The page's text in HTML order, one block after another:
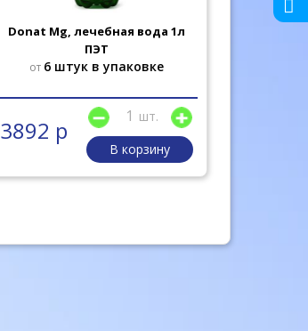
Donat Mg, лечебная вода 1л
ПЭТ
от 6 штук в упаковке
3892 р
шт.
В корзину